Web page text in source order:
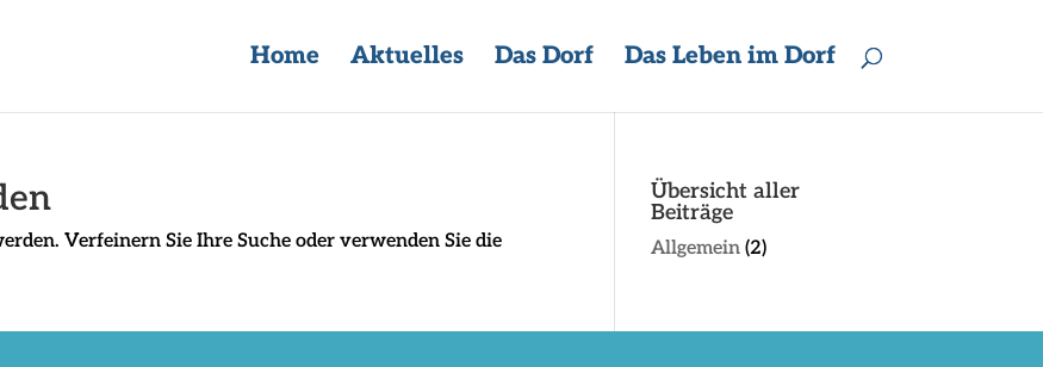
Home Aktuelles Das Dorf Das Leben im Dorf
Verfeinern Sie Ihre Suche oder verwenden Sie die
Übersicht aller
Beiträge
Allgemein (2)